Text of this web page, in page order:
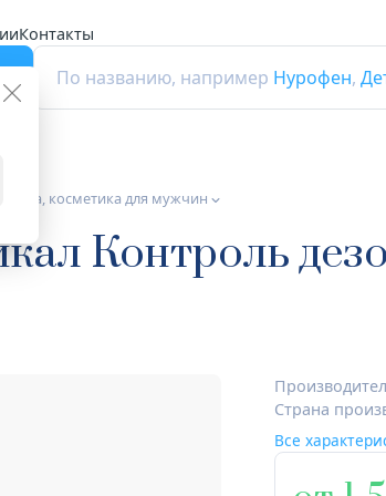
Контакты
По названию, например Нурофен,
косметика для мужчин
Контроль
Страна
Все